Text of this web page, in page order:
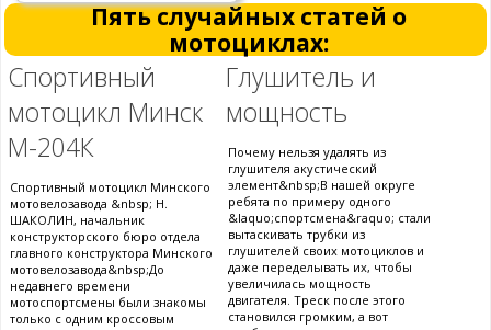
Пять случайных статей о
мотоциклах:
Спортивный
мотоцикл Минск
М-204К
Спортивный мотоцикл Минского
мотовелозавода &nbsp; Н.
ШАКОЛИН, начальник
конструкторского бюро отдела
главного конструктора Минского
мотовелозавода&nbsp;До
недавнего времени
мотоспортсмены были знакомы
только с одним кроссовым
Глушитель и
мощность
Почему нельзя удалять из
глушителя акустический
элемент&nbsp;В нашей округе
ребята по примеру одного
&laquo;спортсмена&raquo; стали
вытаскивать трубки из
глушителей своих мотоциклов и
даже переделывать их, чтобы
увеличилась мощность
двигателя. Треск после этого
становился громким, а вот